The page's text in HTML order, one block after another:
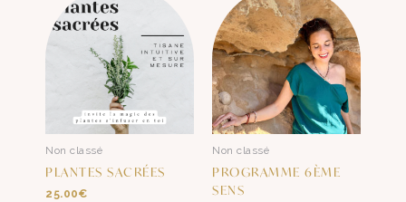
Non classé
PLANTES SACRÉES
25.00€
Non classé
PROGRAMME 6ÈME
SENS